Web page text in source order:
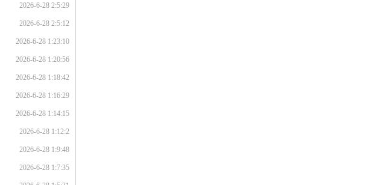
2026-6-28 2:5:29
2026-6-28 2:5:12
2026-6-28 1:23:10
2026-6-28 1:20:56
2026-6-28 1:18:42
2026-6-28 1:16:29
2026-6-28 1:14:15
2026-6-28 1:12:2
2026-6-28 1:9:48
2026-6-28 1:7:35